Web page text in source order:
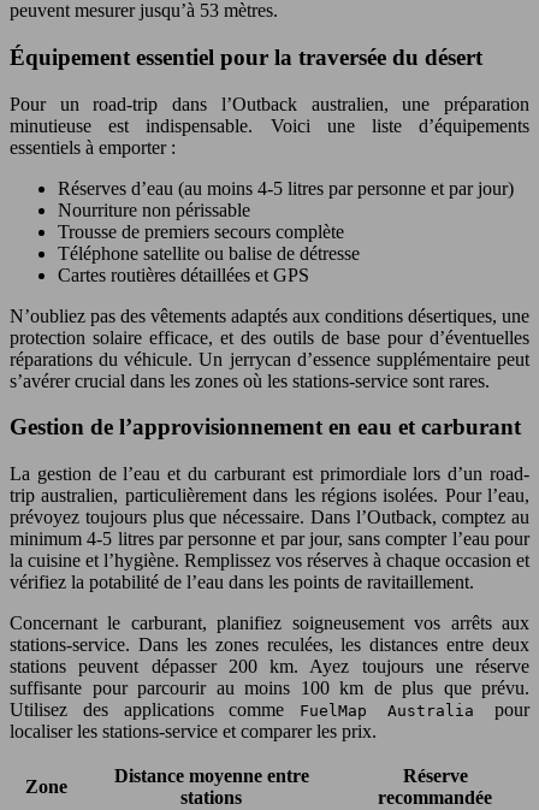
peuvent mesurer jusqu’à 53 mètres.
Équipement essentiel pour la traversée du désert
Pour un road-trip dans l’Outback australien, une préparation
minutieuse est indispensable. Voici une liste d’équipements
essentiels à emporter :
Réserves d’eau (au moins 4-5 litres par personne et par jour)
Nourriture non périssable
Trousse de premiers secours complète
Téléphone satellite ou balise de détresse
Cartes routières détaillées et GPS
N’oubliez pas des vêtements adaptés aux conditions désertiques, une
protection solaire efficace, et des outils de base pour d’éventuelles
réparations du véhicule. Un jerrycan d’essence supplémentaire peut
s’avérer crucial dans les zones où les stations-service sont rares.
Gestion de l’approvisionnement en eau et carburant
La gestion de l’eau et du carburant est primordiale lors d’un road-
trip australien, particulièrement dans les régions isolées. Pour l’eau,
prévoyez toujours plus que nécessaire. Dans l’Outback, comptez au
minimum 4-5 litres par personne et par jour, sans compter l’eau pour
la cuisine et l’hygiène. Remplissez vos réserves à chaque occasion et
vérifiez la potabilité de l’eau dans les points de ravitaillement.
Concernant le carburant, planifiez soigneusement vos arrêts aux
stations-service. Dans les zones reculées, les distances entre deux
stations peuvent dépasser 200 km. Ayez toujours une réserve
suffisante pour parcourir au moins 100 km de plus que prévu.
Utilisez des applications comme
FuelMap Australiapour
localiser les stations-service et comparer les prix.
Zone
Distance moyenne entre
stations
Réserve
recommandée